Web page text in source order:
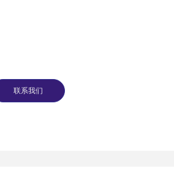
联系我们